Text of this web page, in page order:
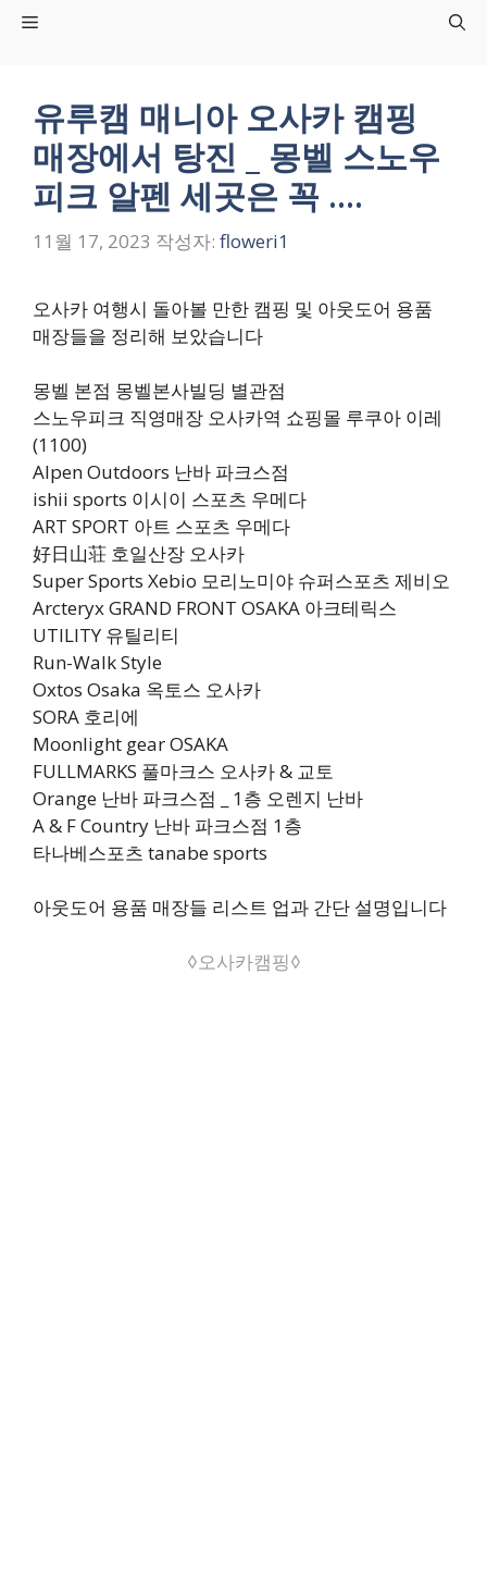
Menu
유루캠 매니아 오사카 캠핑
매장에서 탕진 _ 몽벨 스노우
피크 알펜 세곳은 꼭 ….
11월 17, 2023 작성자: floweri1
오사카 여행시 돌아볼 만한 캠핑 및 아웃도어 용품
매장들을 정리해 보았습니다
몽벨 본점 몽벨본사빌딩 별관점
스노우피크 직영매장 오사카역 쇼핑몰 루쿠아 이레
(1100)
Alpen Outdoors 난바 파크스점
ishii sports 이시이 스포츠 우메다
ART SPORT 아트 스포츠 우메다
好日山荘 호일산장 오사카
Super Sports Xebio 모리노미야 슈퍼스포츠 제비오
Arcteryx GRAND FRONT OSAKA 아크테릭스
UTILITY 유틸리티
Run-Walk Style
Oxtos Osaka 옥토스 오사카
SORA 호리에
Moonlight gear OSAKA
FULLMARKS 풀마크스 오사카 & 교토
Orange 난바 파크스점 _ 1층 오렌지 난바
A & F Country 난바 파크스점 1층
타나베스포츠 tanabe sports
아웃도어 용품 매장들 리스트 업과 간단 설명입니다
◊오사카캠핑◊